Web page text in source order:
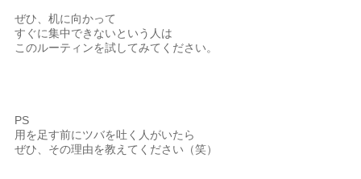
ぜひ、机に向かって
すぐに集中できないという人は
このルーティンを試してみてください。
PS
用を足す前にツバを吐く人がいたら
ぜひ、その理由を教えてください（笑）